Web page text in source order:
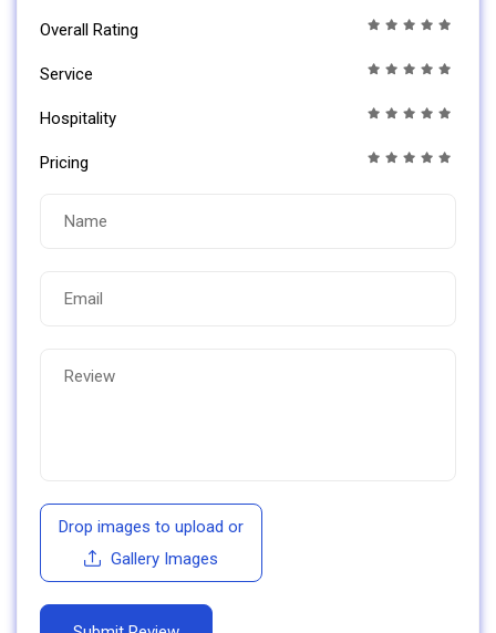
Overall Rating
Service
Hospitality
Pricing
Drop images to upload or
Gallery Images